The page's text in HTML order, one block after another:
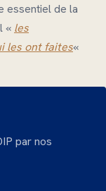
essentiel de la
« les
les ont faites«
par nos